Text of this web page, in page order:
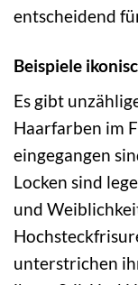
entscheidend
Beispiele
Es gibt
Haarfarben im
eingegangen
Locken sind
und
unterstrichen